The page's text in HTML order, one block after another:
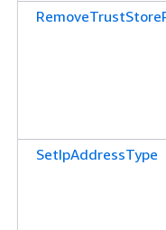
SetIpAddressType